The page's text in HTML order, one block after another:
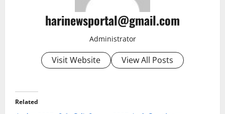
harinewsportal@gmail.com
Administrator
Visit Website View All Posts
Related